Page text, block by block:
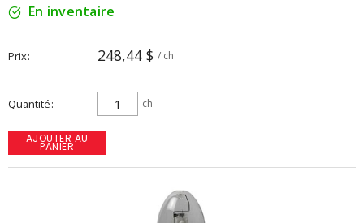
En inventaire
Prix 248,44 $ / ch
Quantité ch
AJOUTER AU
PANIER